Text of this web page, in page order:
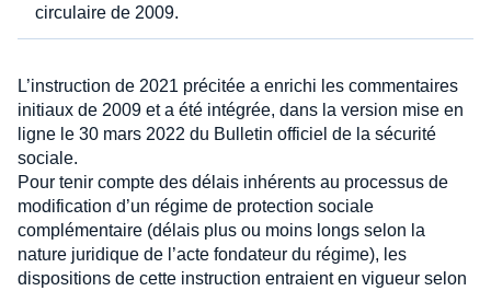
circulaire de 2009.
L’instruction de 2021 précitée a enrichi les commentaires
initiaux de 2009 et a été intégrée, dans la version mise en
ligne le 30 mars 2022 du Bulletin officiel de la sécurité
sociale.
Pour tenir compte des délais inhérents au processus de
modification d’un régime de protection sociale
complémentaire (délais plus ou moins longs selon la
nature juridique de l’acte fondateur du régime), les
dispositions de cette instruction entraient en vigueur selon